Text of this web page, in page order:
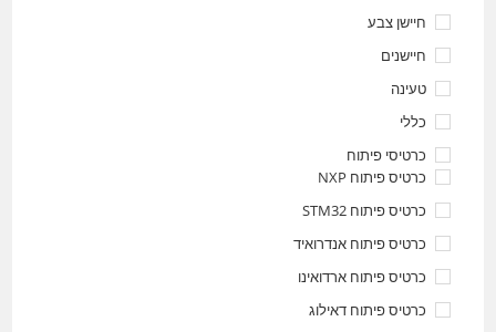
חיישן צבע
חיישנים
טעינה
כללי
כרטיסי פיתוח
כרטיס פיתוח NXP
כרטיס פיתוח STM32
כרטיס פיתוח אנדרואיד
כרטיס פיתוח ארדואינו
כרטיס פיתוח דאילוג